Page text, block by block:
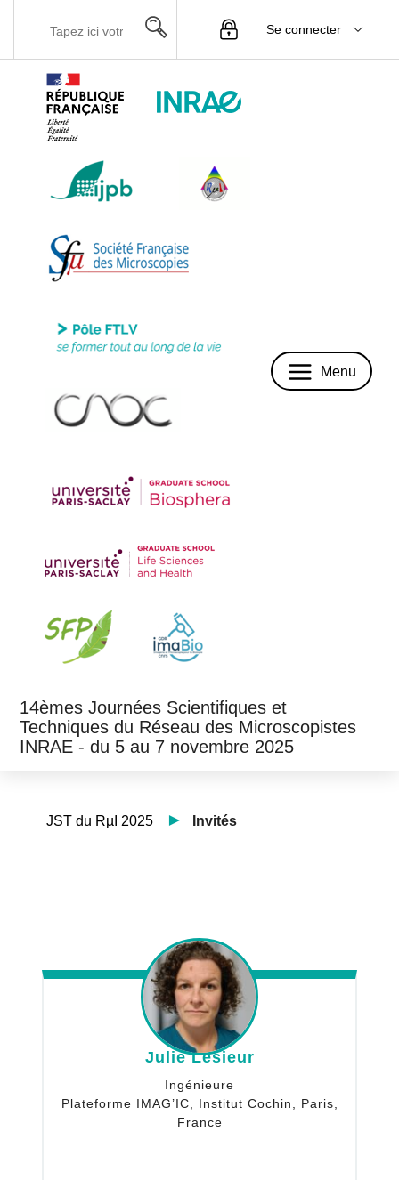
Se connecter
Menu
14èmes Journées Scientifiques et
Techniques du Réseau des Microscopistes
INRAE - du 5 au 7 novembre 2025
JST du RµI 2025 Invités
Julie Lesieur
Ingénieure
Plateforme IMAG’IC, Institut Cochin, Paris,
France